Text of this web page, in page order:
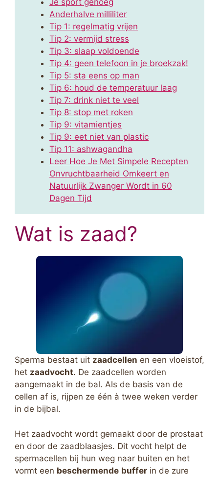
Je sport genoeg
Anderhalve milliliter
Tip 1: regelmatig vrijen
Tip 2: vermijd stress
Tip 3: slaap voldoende
Tip 4: geen telefoon in je broekzak!
Tip 5: sta eens op man
Tip 6: houd de temperatuur laag
Tip 7: drink niet te veel
Tip 8: stop met roken
Tip 9: vitamientjes
Tip 9: eet niet van plastic
Tip 11: ashwagandha
Leer Hoe Je Met Simpele Recepten
Onvruchtbaarheid Omkeert en
Natuurlijk Zwanger Wordt in 60
Dagen Tijd
Wat is zaad?
Sperma bestaat uit zaadcellen en een vloeistof,
het zaadvocht. De zaadcellen worden
aangemaakt in de bal. Als de basis van de
cellen af is, rijpen ze één à twee weken verder
in de bijbal.
Het zaadvocht wordt gemaakt door de prostaat
en door de zaadblaasjes. Dit vocht helpt de
spermacellen bij hun weg naar buiten en het
vormt een beschermende buffer in de zure